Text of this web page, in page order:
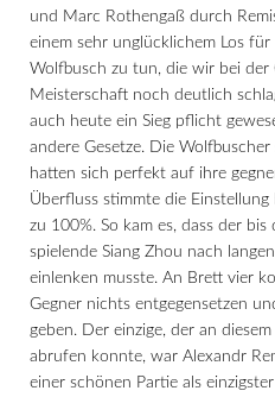
und Marc Rothengaß durch
einem sehr unglücklichem Los
Wolfbusch zu tun, die wir bei der
Meisterschaft noch deutlich
auch heute ein Sieg pflicht
andere Gesetze. Die
hatten sich perfekt auf ihre
Überfluss stimmte die
zu 100%. So kam es, dass der
spielende Siang Zhou nach
einlenken musste. An Brett vier
Gegner nichts entgegensetzen
geben. Der einzige, der an
abrufen konnte, war Alexandr
einer schönen Partie als